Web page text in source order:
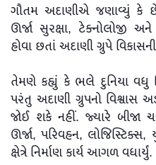
ગૌતમ અદાણીએ જણાવ્યું કે
ઊર્જા સુરક્ષા, ટેક્નોલોજી અને
હોવા છતાં અદાણી ગ્રુપે
તેમણે કહ્યું કે ભલે દુનિયા વધુ
પરંતુ અદાણી ગ્રુપનો વિશ્વાસ
જોઈ શકે નહીં. જ્યારે બીજા
ઊર્જા, પરિવહન,
ક્ષેત્રે નિર્માણ કાર્ય આગળ વધાર્યું.